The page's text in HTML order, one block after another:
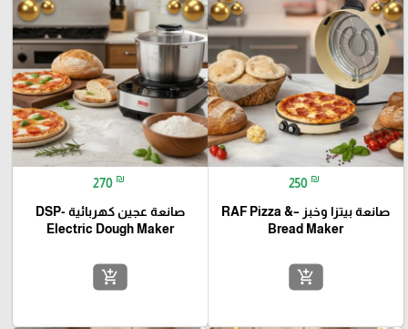
250 ₪
صانعة بيتزا وخبز –RAF Pizza &
Bread Maker
add_shopping_cart
270 ₪
صانعة عجين كهربائية -DSP
Electric Dough Maker
add_shopping_cart